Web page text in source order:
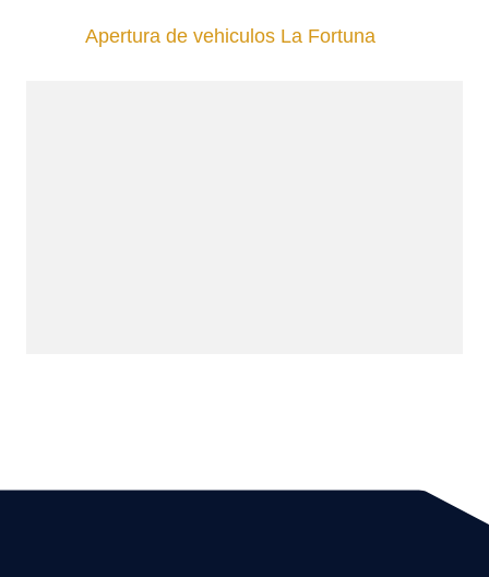
Apertura de vehiculos La Fortuna